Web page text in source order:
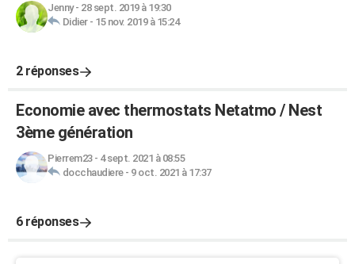
Jenny- 28 sept. 2019 à 19:30
Didier- 15 nov. 2019 à 15:24
2 réponses
Economie avec thermostats Netatmo / Nest
3ème génération
Pierrem23- 4 sept. 2021 à 08:55
docchaudiere- 9 oct. 2021 à 17:37
6 réponses